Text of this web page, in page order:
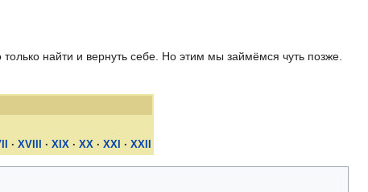
найти и вернуть себе. Но этим мы займёмся чуть позже.
· XVIII · XIX· XX· XXI · XXII